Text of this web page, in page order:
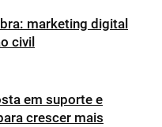
marketing digital
civil
em suporte e
crescer mais